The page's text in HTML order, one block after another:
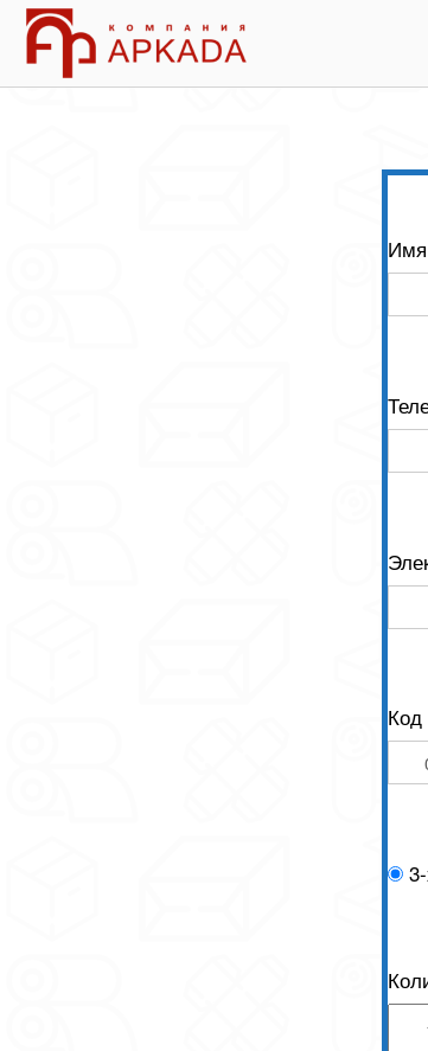
Skip
content
Home
Код